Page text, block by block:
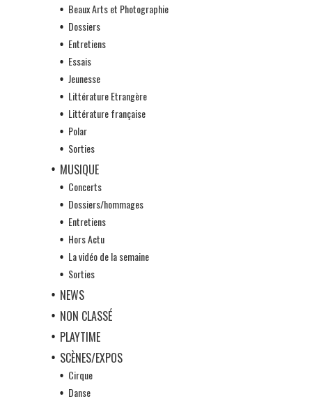
Beaux Arts et Photographie
Dossiers
Entretiens
Essais
Jeunesse
Littérature Etrangère
Littérature française
Polar
Sorties
MUSIQUE
Concerts
Dossiers/hommages
Entretiens
Hors Actu
La vidéo de la semaine
Sorties
NEWS
NON CLASSÉ
PLAYTIME
SCÈNES/EXPOS
Cirque
Danse